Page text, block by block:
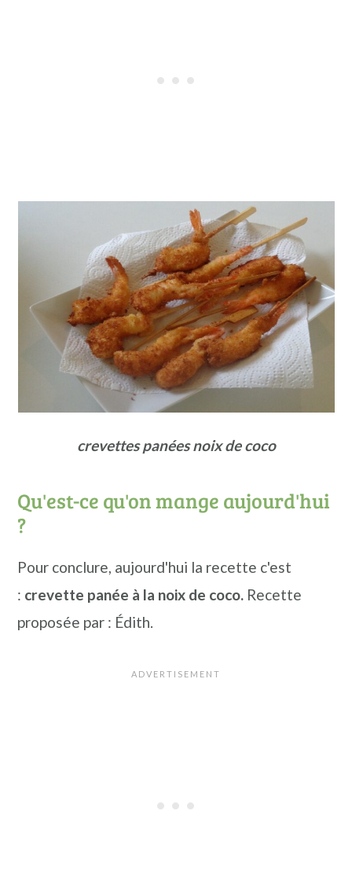
crevettes panées noix de coco
Qu'est-ce qu'on mange aujourd'hui
?
Pour conclure, aujourd'hui la recette c'est
: crevette panée à la noix de coco. Recette
proposée par : Édith.